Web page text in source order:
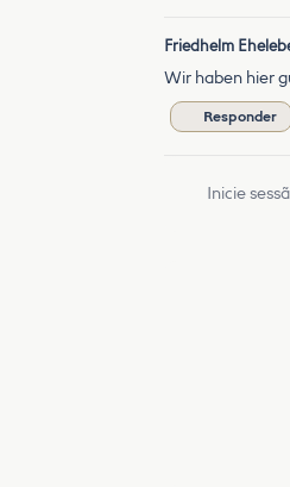
Friedhelm
Wir haben hier
Responder
Inicie